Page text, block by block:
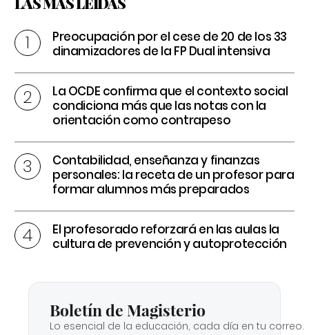
Preocupación por el cese de 20 de los 33
dinamizadores de la FP Dual intensiva
La OCDE confirma que el contexto social
condiciona más que las notas con la
orientación como contrapeso
Contabilidad, enseñanza y finanzas
personales: la receta de un profesor para
formar alumnos más preparados
El profesorado reforzará en las aulas la
cultura de prevención y autoprotección
Boletín de Magisterio
Lo esencial de la educación, cada día en tu correo.